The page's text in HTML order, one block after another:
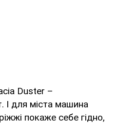
Duster –
І для міста машина
покаже себе гідно,